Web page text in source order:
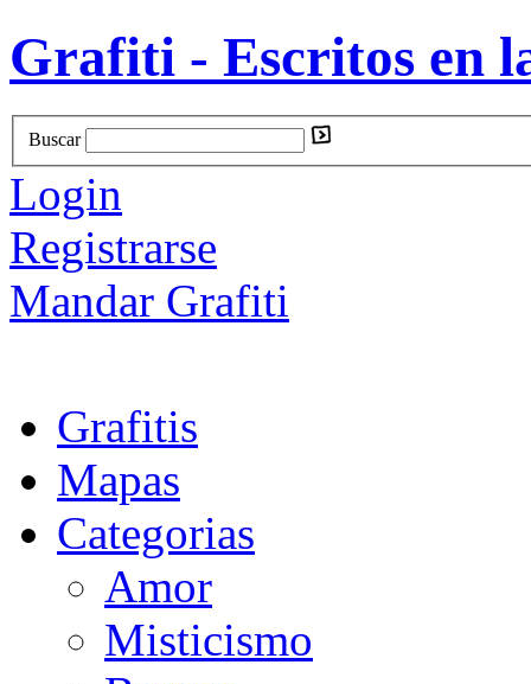
Grafiti - Escritos en
Buscar
Login
Registrarse
Mandar Grafiti
Grafitis
Mapas
Categorias
Amor
Misticismo